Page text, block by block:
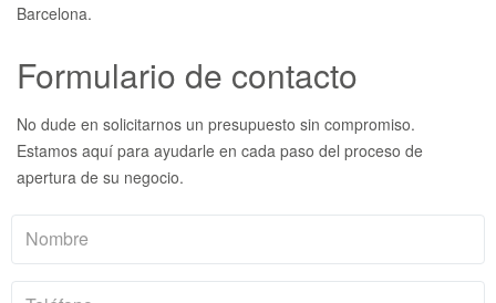
Barcelona.
Formulario de contacto
No dude en solicitarnos un presupuesto sin compromiso.
Estamos aquí para ayudarle en cada paso del proceso de
apertura de su negocio.